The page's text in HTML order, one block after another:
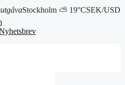
Stockholm ⛅ 19°CSEK/USD